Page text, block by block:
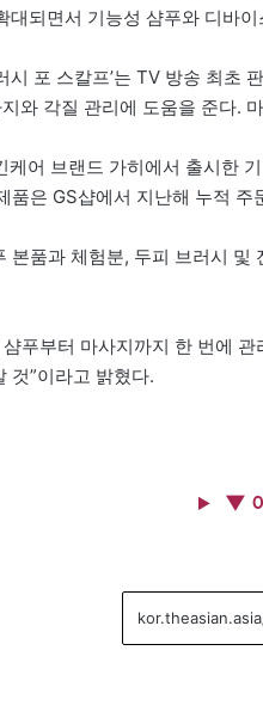
대되면서 기능성 샴푸와 디바
시 포 스칼프’는 TV 방송 최초
와 각질 관리에 도움을 준다.
케어 브랜드 가히에서 출시한
품은 GS샵에서 지난해 누적
본품과 체험분, 두피 브러시
푸부터 마사지까지 한 번에
것”이라고 밝혔다.
▼